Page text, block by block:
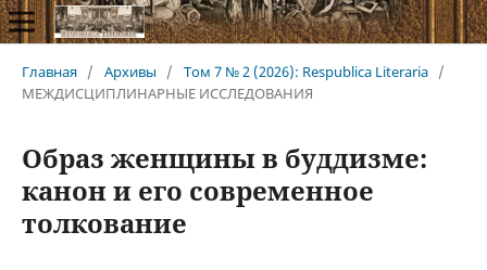
Главная / Архивы / Том 7 № 2 (2026): Respublica Literaria /
МЕЖДИСЦИПЛИНАРНЫЕ ИССЛЕДОВАНИЯ
Образ женщины в буддизме:
канон и его современное
толкование